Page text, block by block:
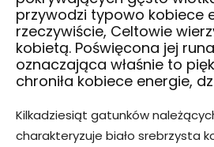
przywodzi typowo kobiece
rzeczywiście, Celtowie
kobietą. Poświęcona jej
oznaczająca właśnie to
chroniła kobiece energie,
Kilkadziesiąt gatunków
charakteryzuje biało srebrzysta